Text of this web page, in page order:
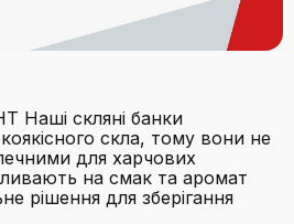
Наші скляні банки
скла, тому вони не
для харчових
на смак та аромат
рішення для зберігання